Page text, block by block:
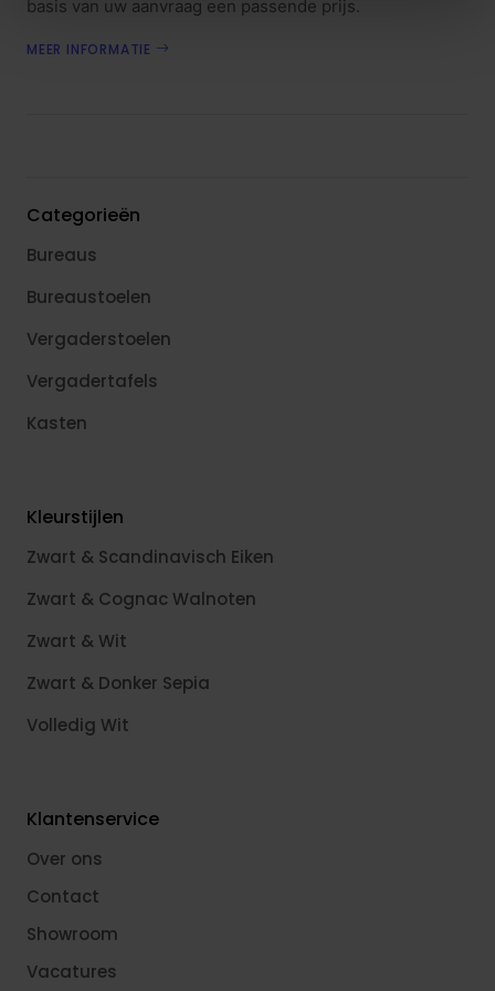
basis van uw aanvraag een passende prijs.
MEER INFORMATIE
Categorieën
Bureaus
Bureaustoelen
Vergaderstoelen
Vergadertafels
Kasten
Kleurstijlen
Zwart & Scandinavisch Eiken
Zwart & Cognac Walnoten
Zwart & Wit
Zwart & Donker Sepia
Volledig Wit
Klantenservice
Over ons
Contact
Showroom
Vacatures